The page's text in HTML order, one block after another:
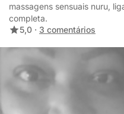
massagens sensuais nuru,
completa.
5,0 · 3 comentários